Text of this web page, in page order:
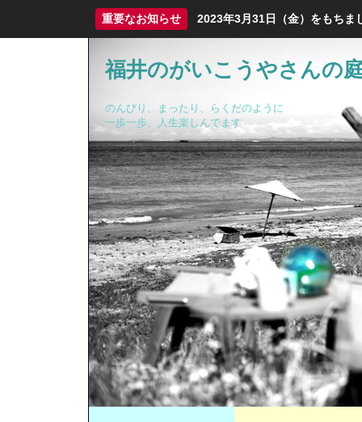
重要なお知らせ 2023年3月31日（金）をもちま
福井のがいこうやさんの
のんびり、まったり、らくだのように
一歩一歩、人生楽しんでます